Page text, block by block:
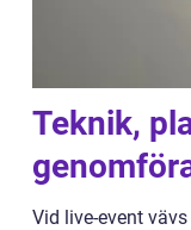
Teknik,
Vid live-event